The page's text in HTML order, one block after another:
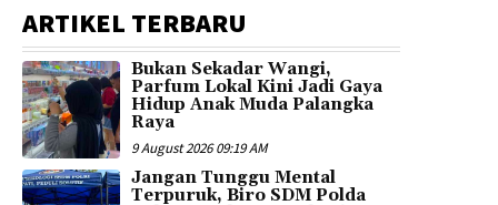
ARTIKEL TERBARU
Bukan Sekadar Wangi,
Parfum Lokal Kini Jadi Gaya
Hidup Anak Muda Palangka
Raya
9 August 2026 09:19 AM
Jangan Tunggu Mental
Terpuruk, Biro SDM Polda